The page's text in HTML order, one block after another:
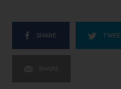
SHARE